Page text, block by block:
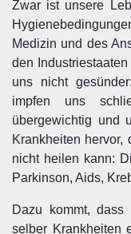
Zwar ist unsere
Medizin und des
den
uns nicht
impfen uns
übergewichtig und
Krankheiten
nicht heilen kann:
Parkinson, Aids,
Dazu kommt,
selber Krankheiten